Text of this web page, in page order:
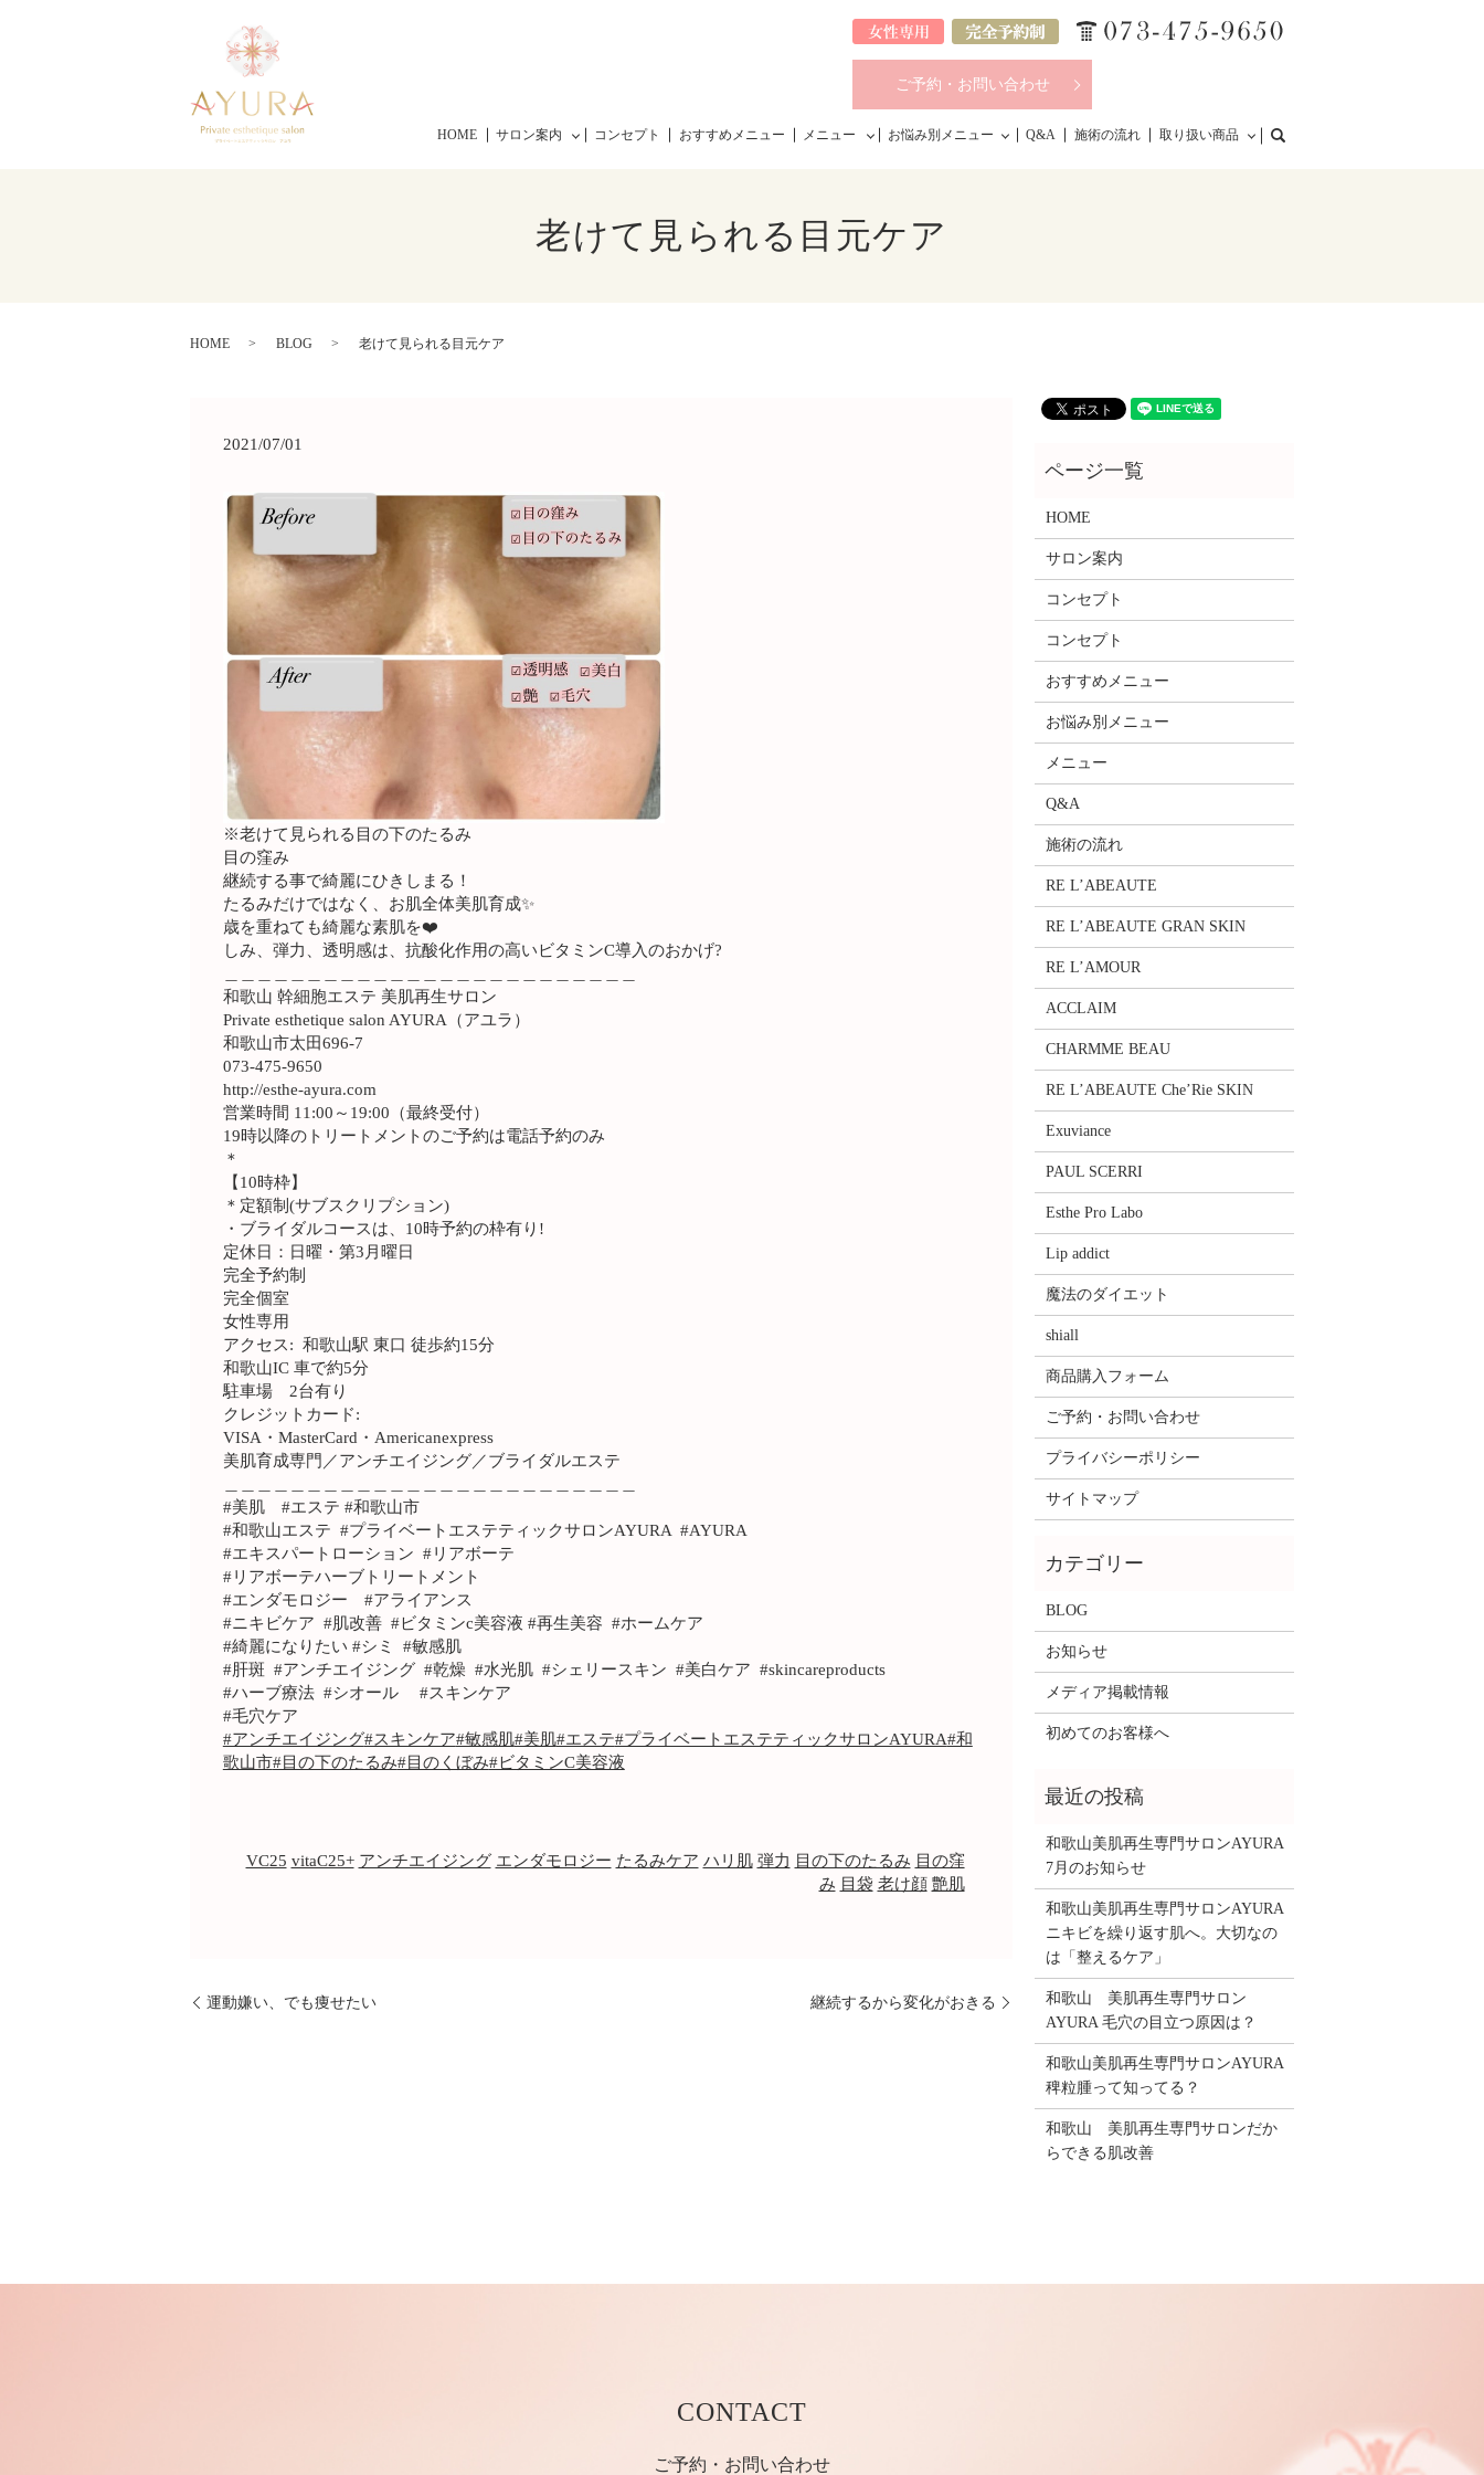
HOME サロン案内 コンセプト おすすめメニュー メニュー お悩み別メニュー Q&A 施術の流れ 取り扱い商品
ご予約・お問い合わせ
老けて見られる目元ケア
HOME BLOG 老けて見られる目元ケア
2021/07/01
※老けて見られる目の下のたるみ
目の窪み
継続する事で綺麗にひきしまる！
たるみだけではなく、お肌全体美肌育成✨
歳を重ねても綺麗な素肌を❤️
しみ、弾力、透明感は、抗酸化作用の高いビタミンC導入のおかげ?
和歌山 幹細胞エステ 美肌再生サロン
Private esthetique salon AYURA（アユラ）
和歌山市太田696-7
073-475-9650
http://esthe-ayura.com
営業時間 11:00～19:00（最終受付）
19時以降のトリートメントのご予約は電話予約のみ
＊
【10時枠】
＊定額制(サブスクリプション)
・ブライダルコースは、10時予約の枠有り!
定休日：日曜・第3月曜日
完全予約制
完全個室
女性専用
アクセス: 和歌山駅 東口 徒歩約15分
和歌山IC 車で約5分
駐車場 2台有り
クレジットカード:
VISA・MasterCard・Americanexpress
美肌育成専門／アンチエイジング／ブライダルエステ
#美肌 #エステ #和歌山市
#和歌山エステ #プライベートエステティックサロンAYURA #AYURA
#エキスパートローション #リアボーテ
#リアボーテハーブトリートメント
#エンダモロジー #アライアンス
#ニキビケア #肌改善 #ビタミンc美容液 #再生美容 #ホームケア
#綺麗になりたい #シミ #敏感肌
#肝斑 #アンチエイジング #乾燥 #水光肌 #シェリースキン #美白ケア #skincareproducts
#ハーブ療法 #シオール #スキンケア
#毛穴ケア
#アンチエイジング#スキンケア#敏感肌#美肌#エステ#プライベートエステティックサロンAYURA#和
歌山市#目の下のたるみ#目のくぼみ#ビタミンC美容液
VC25 vitaC25+ アンチエイジング エンダモロジー たるみケア ハリ肌 弾力 目の下のたるみ 目の窪
み 目袋 老け顔 艶肌
運動嫌い、でも痩せたい 継続するから変化がおきる
HOME
サロン案内
コンセプト
コンセプト
おすすめメニュー
お悩み別メニュー
メニュー
Q&A
施術の流れ
RE L’ABEAUTE
RE L’ABEAUTE GRAN SKIN
RE L’AMOUR
ACCLAIM
CHARMME BEAU
RE L’ABEAUTE Che’Rie SKIN
Exuviance
PAUL SCERRI
Esthe Pro Labo
Lip addict
魔法のダイエット
shiall
商品購入フォーム
ご予約・お問い合わせ
プライバシーポリシー
サイトマップ
BLOG
お知らせ
メディア掲載情報
初めてのお客様へ
和歌山美肌再生専門サロンAYURA
7月のお知らせ
和歌山美肌再生専門サロンAYURA
ニキビを繰り返す肌へ。大切なの
は「整えるケア」
和歌山 美肌再生専門サロン
AYURA 毛穴の目立つ原因は？
和歌山美肌再生専門サロンAYURA
稗粒腫って知ってる？
和歌山 美肌再生専門サロンだか
らできる肌改善
CONTACT
ご予約・お問い合わせ